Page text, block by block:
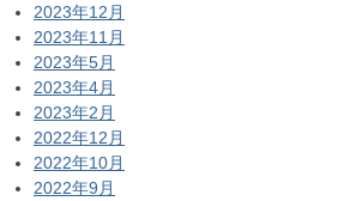
2023年12月
2023年11月
2023年5月
2023年4月
2023年2月
2022年12月
2022年10月
2022年9月